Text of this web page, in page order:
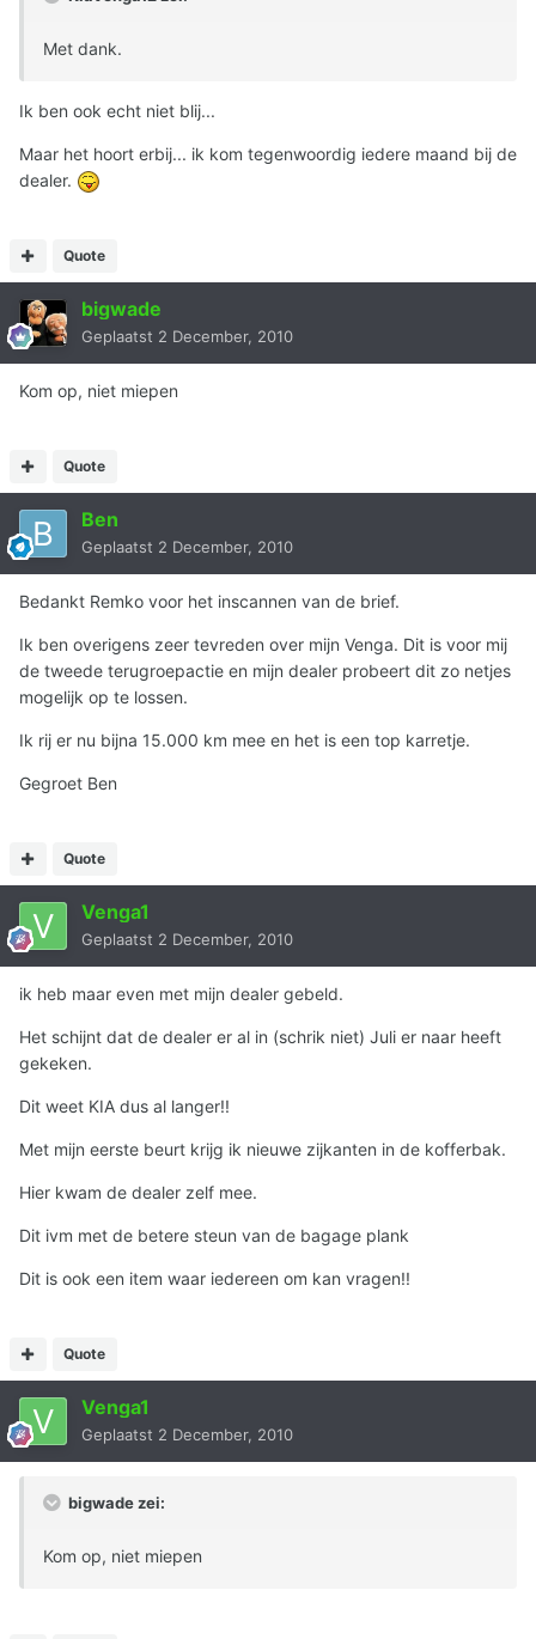
Met dank.
Ik ben ook echt niet blij...
Maar het hoort erbij... ik kom tegenwoordig iedere maand bij de
dealer.
Quote
bigwade
Geplaatst 2 December, 2010
Kom op, niet miepen
Quote
Ben
Geplaatst 2 December, 2010
Bedankt Remko voor het inscannen van de brief.
Ik ben overigens zeer tevreden over mijn Venga. Dit is voor mij
de tweede terugroepactie en mijn dealer probeert dit zo netjes
mogelijk op te lossen.
Ik rij er nu bijna 15.000 km mee en het is een top karretje.
Gegroet Ben
Quote
Venga1
Geplaatst 2 December, 2010
ik heb maar even met mijn dealer gebeld.
Het schijnt dat de dealer er al in (schrik niet) Juli er naar heeft
gekeken.
Dit weet KIA dus al langer!!
Met mijn eerste beurt krijg ik nieuwe zijkanten in de kofferbak.
Hier kwam de dealer zelf mee.
Dit ivm met de betere steun van de bagage plank
Dit is ook een item waar iedereen om kan vragen!!
Quote
Venga1
Geplaatst 2 December, 2010
bigwade zei:
Kom op, niet miepen